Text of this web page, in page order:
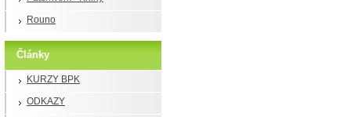
Rouno
Články
KURZY BPK
ODKAZY